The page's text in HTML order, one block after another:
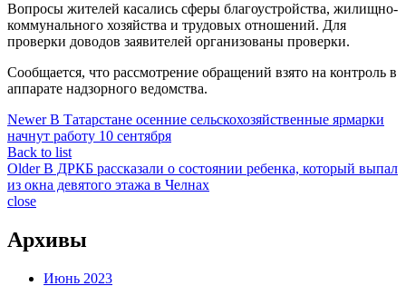
Вопросы жителей касались сферы благоустройства, жилищно-
коммунального хозяйства и трудовых отношений. Для
проверки доводов заявителей организованы проверки.
Сообщается, что рассмотрение обращений взято на контроль в
аппарате надзорного ведомства.
Newer В Татарстане осенние сельскохозяйственные ярмарки
начнут работу 10 сентября
Back to list
Older В ДРКБ рассказали о состоянии ребенка, который выпал
из окна девятого этажа в Челнах
close
Архивы
Июнь 2023